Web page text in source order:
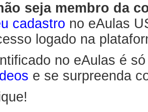
seja membro da
cadastro no eAulas
logado na
no eAulas é
e se surpreenda